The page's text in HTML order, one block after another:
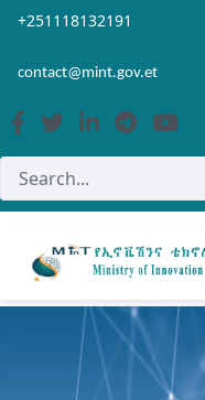
Skip to Main Content
Open Accessibility Menu
+251118132191
contact@mint.gov.et